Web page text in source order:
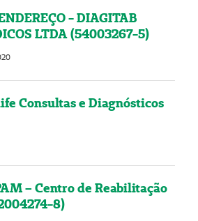
- DIAGITAB
LTDA (54003267-5)
Consultas e Diagnósticos
– Centro de Reabilitação
8)